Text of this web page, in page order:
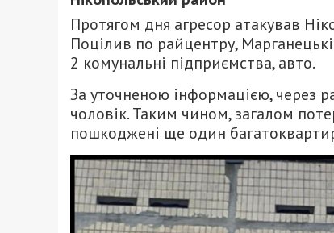
Протягом дня агресор атакував
Поцілив по райцентру,
2 комунальні підприємства, авто.
За уточненою інформацією, через
чоловік. Таким чином, загалом
пошкоджені ще один